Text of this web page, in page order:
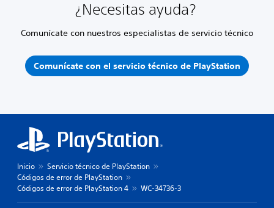
¿Necesitas ayuda?
Comunícate con nuestros especialistas de servicio técnico
Comunícate con el servicio técnico de PlayStation
Inicio
Servicio técnico de PlayStation
Códigos de error de PlayStation
Códigos de error de PlayStation 4
WC-34736-3